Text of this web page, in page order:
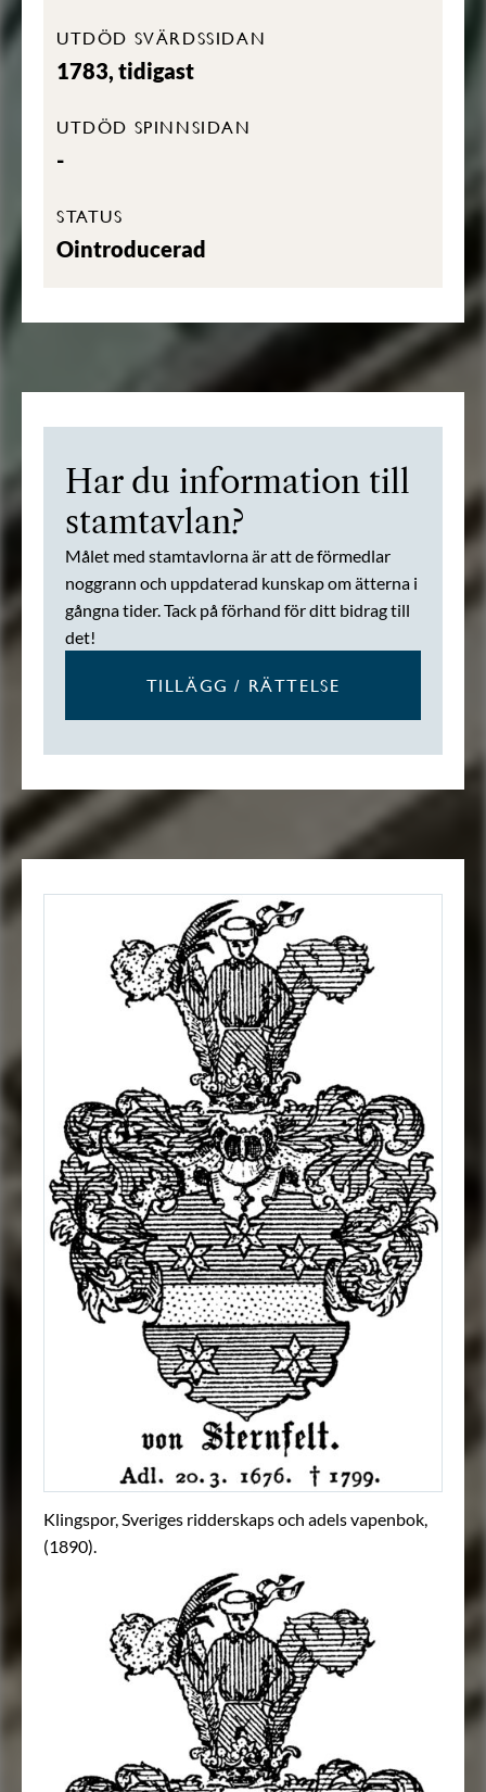
UTDÖD SVÄRDSSIDAN
1783, tidigast
UTDÖD SPINNSIDAN
-
STATUS
Ointroducerad
Har du information till
stamtavlan?
Målet med stamtavlorna är att de förmedlar
noggrann och uppdaterad kunskap om ätterna i
gångna tider. Tack på förhand för ditt bidrag till
det!
TILLÄGG / RÄTTELSE
Klingspor, Sveriges ridderskaps och adels vapenbok,
(1890).